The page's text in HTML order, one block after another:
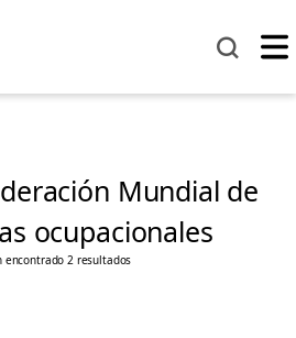
Mundial de
ocupacionales
encontrado 2 resultados